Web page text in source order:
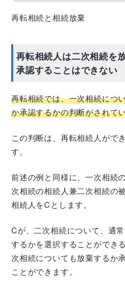
再転相続と相続放棄
再転相続人は二次相続を
承認することはできない
再転相続では、一次相続につ
か承認するかの判断がされて
この判断は、再転相続人がで
す。
前述の例と同様に、一次相続
次相続の相続人兼二次相続の
相続人をCとします。
Cが、二次相続について、通
するかを選択することができ
次相続についても放棄するか
ことができます。